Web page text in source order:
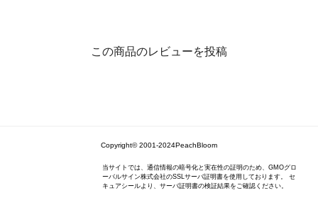
この商品のレビューを投稿
Copyright© 2001-2024PeachBloom
当サイトでは、通信情報の暗号化と実在性の証明のため、GMOグロ
ーバルサイン株式会社のSSLサーバ証明書を使用しております。 セ
キュアシールより、サーバ証明書の検証結果をご確認ください。